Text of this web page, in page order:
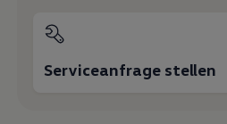
Serviceanfrage stellen